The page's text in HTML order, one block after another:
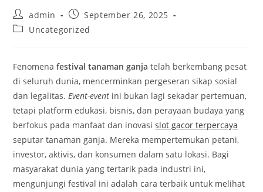
Post
author:
admin
Post
published:
September 26, 2025
PostUncategorized
Fenomenafestival tanaman ganja telah berkembang pesat
di seluruh dunia, mencerminkan pergeseran sikap sosial
dan legalitas.Event-event ini bukan lagi sekadar pertemuan,
tetapi platform edukasi, bisnis, dan perayaan budaya yang
berfokus pada manfaat dan inovasislot gacor terpercaya
seputar tanaman ganja. Mereka mempertemukan petani,
investor, aktivis, dan konsumen dalam satu lokasi. Bagi
masyarakat dunia yang tertarik pada industri ini,
mengunjungi festival ini adalah cara terbaik untuk melihat